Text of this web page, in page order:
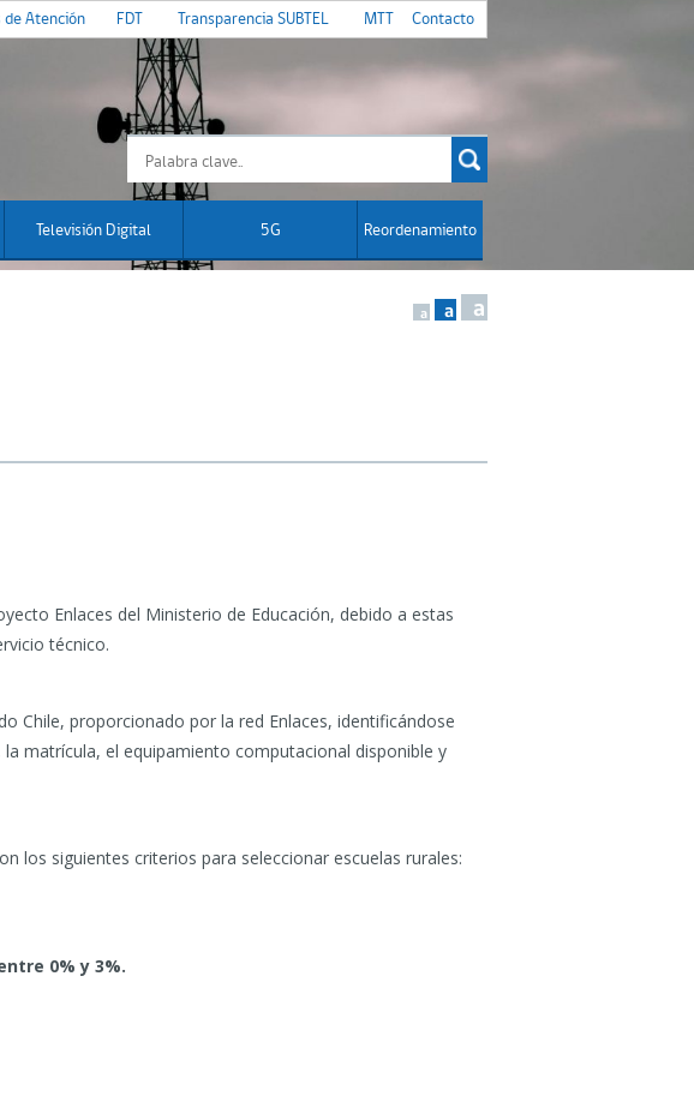
de Atención FDT Transparencia SUBTEL MTT Contacto
Televisión Digital 5G Reordenamiento
a a a
Enlaces del Ministerio de Educación, debido a estas
técnico.
Chile, proporcionado por la red Enlaces, identificándose
matrícula, el equipamiento computacional disponible y
los siguientes criterios para seleccionar escuelas rurales:
0% y 3%.